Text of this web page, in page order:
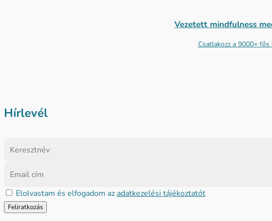
Vezetett mindfulness
Csatlakozz a 9000+
Hírlevél
Elolvastam és elfogadom az adatkezelési tájékoztatót